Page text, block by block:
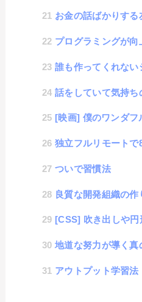
お金の話ばかりす
プログラミングが
誰も作ってくれな
話をしていて気持ち
[映画] 僕のワンダフ
独立フルリモート
ついで習慣法
良質な開発組織の作
[CSS] 吹き出しや円形の中
地道な努力が導く真
アウトプット学習法